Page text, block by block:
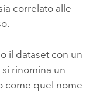
correlato alle
il dataset con un
rinomina un
come quel nome